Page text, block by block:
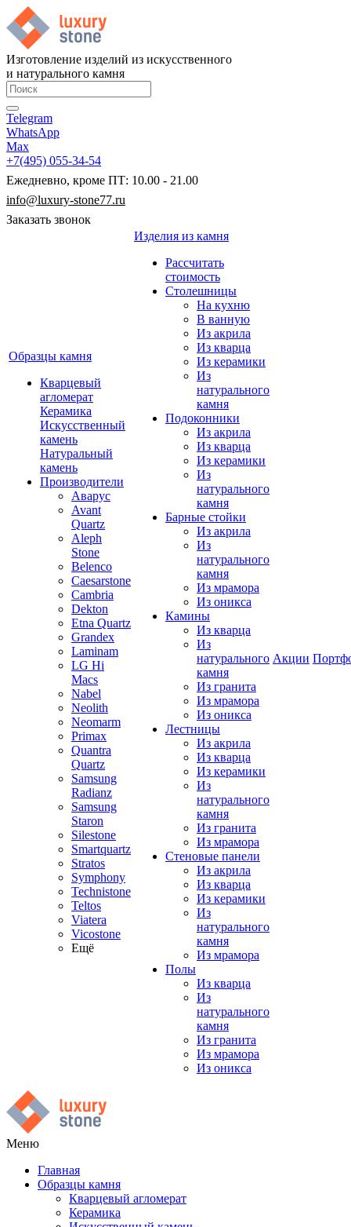
Изготовление изделий из искусственного
и натурального камня
Telegram
WhatsApp
Max
+7(495) 055-34-54
Ежедневно, кроме ПТ: 10.00 - 21.00
info@luxury-stone77.ru
Заказать звонок
Образцы камня
Кварцевый
агломерат
Керамика
Искусственный
камень
Натуральный
камень
Производители
Аварус
Avant
Quartz
Aleph
Stone
Belenco
Caesarstone
Cambria
Dekton
Etna Quartz
Grandex
Laminam
LG Hi
Macs
Nabel
Neolith
Neomarm
Primax
Quantra
Quartz
Samsung
Radianz
Samsung
Staron
Silestone
Smartquartz
Stratos
Symphony
Technistone
Teltos
Viatera
Vicostone
Ещё
Изделия из камня
Рассчитать
стоимость
Столешницы
На кухню
В ванную
Из акрила
Из кварца
Из керамики
Из
натурального
камня
Подоконники
Из акрила
Из кварца
Из керамики
Из
натурального
камня
Барные стойки
Из акрила
Из
натурального
камня
Из мрамора
Из оникса
Камины
Из кварца
Из
натурального
камня
Из гранита
Из мрамора
Из оникса
Лестницы
Из акрила
Из кварца
Из керамики
Из
натурального
камня
Из гранита
Из мрамора
Стеновые панели
Из акрила
Из кварца
Из керамики
Из
натурального
камня
Из мрамора
Полы
Из кварца
Из
натурального
камня
Из гранита
Из мрамора
Из оникса
Акции
Меню
Главная
Образцы камня
Кварцевый агломерат
Керамика